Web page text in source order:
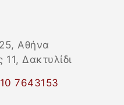
Αθήνα
Δακτυλίδι
7643153